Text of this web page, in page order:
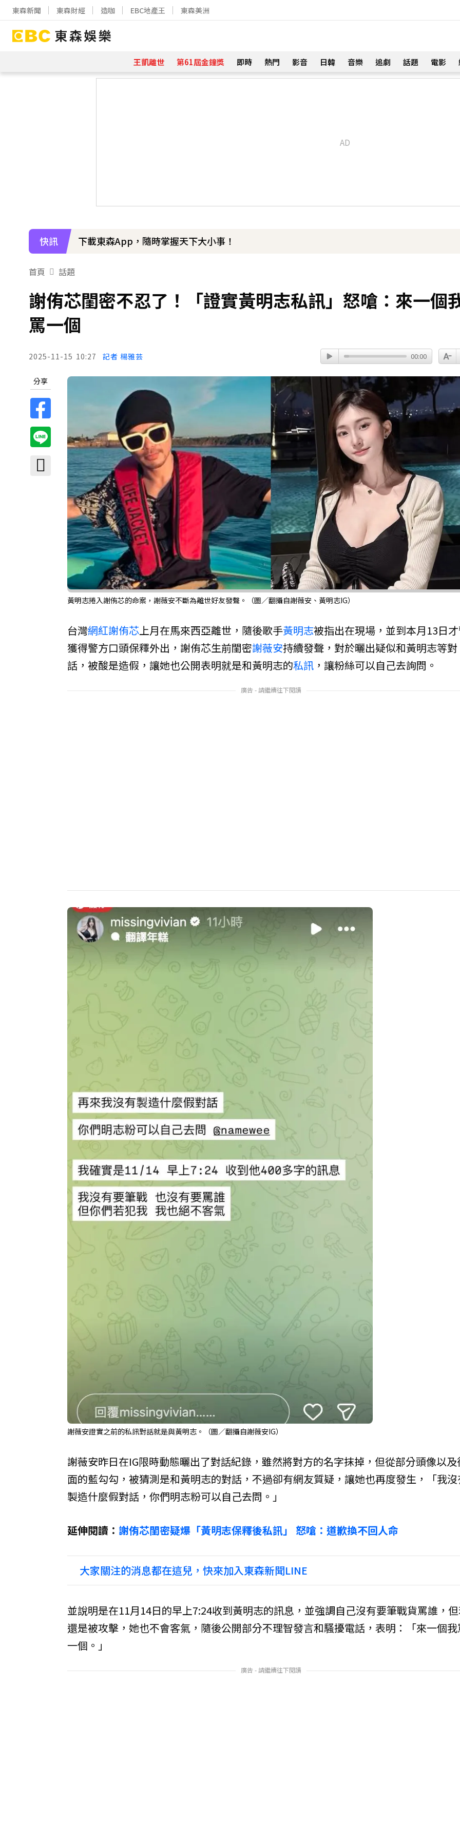
東森新聞 東森財經 造咖 EBC地產王 東森美洲
王凱離世 第61屆金鐘獎 即時 熱門 影音 日韓 音樂 追劇 話題 電影
快訊 下載東森App，隨時掌握天下大小事！
首頁 話題
謝侑芯閨密不忍了！「證實黃明志私訊」怒嗆：來一個
罵一個
2025-11-15 10:27 記者 楊雅芸 00:00
分享
黃明志捲入謝侑芯的命案，謝薇安不斷為離世好友發聲。（圖／翻攝自謝薇安、黃明志IG）
台灣網紅謝侑芯上月在馬來西亞離世，隨後歌手黃明志被指出在現場，並到本月13日
獲得警方口頭保釋外出，謝侑芯生前閨密謝薇安持續發聲，對於曬出疑似和黃明志等對
話，被酸是造假，讓她也公開表明就是和黃明志的私訊 ，讓粉絲可以自己去詢問。
廣告 - 請繼續往下閱讀
謝薇安證實之前的私訊對話就是與黃明志。（圖／翻攝自謝薇安IG）
謝薇安昨日在IG限時動態曬出了對話紀錄，雖然將對方的名字抹掉，但從部分頭像以及
面的藍勾勾，被猜測是和黃明志的對話，不過卻有網友質疑，讓她也再度發生，「我
製造什麼假對話，你們明志粉可以自己去問。」
延伸閱讀： 謝侑芯閨密疑爆「黃明志保釋後私訊」 怒嗆：道歉換不回人命
大家關注的消息都在這兒，快來加入東森新聞LINE
並說明是在11月14日的早上7:24收到黃明志的訊息，並強調自己沒有要筆戰貨罵誰，
還是被攻擊，她也不會客氣，隨後公開部分不理智發言和騷擾電話，表明：「來一個
一個。」
廣告 - 請繼續往下閱讀